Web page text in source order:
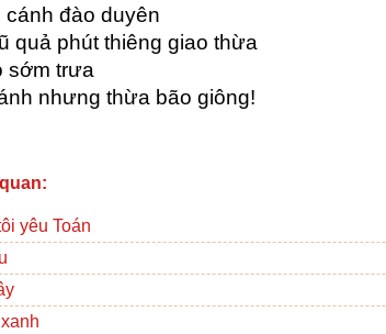
cánh đào duyên
quả phút thiêng giao thừa
sớm trưa
nhưng thừa bão giông!
yêu Toán